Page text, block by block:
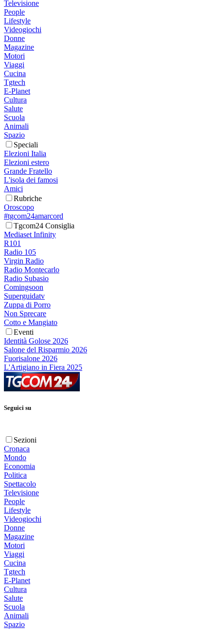
Televisione
People
Lifestyle
Videogiochi
Donne
Magazine
Motori
Viaggi
Cucina
Tgtech
E-Planet
Cultura
Salute
Scuola
Animali
Spazio
Speciali
Elezioni Italia
Elezioni estero
Grande Fratello
L'isola dei famosi
Amici
Rubriche
Oroscopo
#tgcom24amarcord
Tgcom24 Consiglia
Mediaset Infinity
R101
Radio 105
Virgin Radio
Radio Montecarlo
Radio Subasio
Comingsoon
Superguidatv
Zuppa di Porro
Non Sprecare
Cotto e Mangiato
Eventi
Identità Golose 2026
Salone del Risparmio 2026
Fuorisalone 2026
L'Artigiano in Fiera 2025
Seguici su
Sezioni
Cronaca
Mondo
Economia
Politica
Spettacolo
Televisione
People
Lifestyle
Videogiochi
Donne
Magazine
Motori
Viaggi
Cucina
Tgtech
E-Planet
Cultura
Salute
Scuola
Animali
Spazio